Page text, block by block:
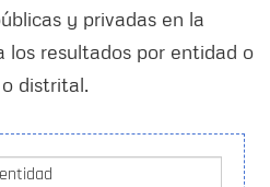
y privadas en la
los resultados por entidad o
distrital.